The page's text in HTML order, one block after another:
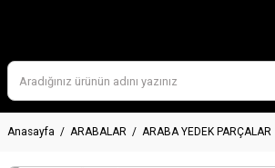
Anasayfa ARABALAR ARABA YEDEK PARÇALAR